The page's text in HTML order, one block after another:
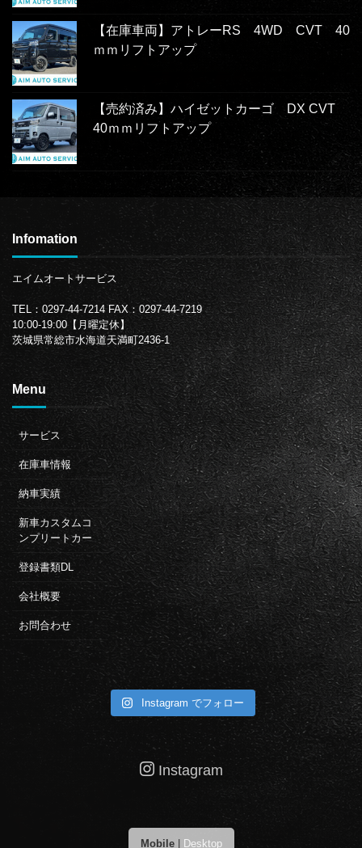
【在庫車両】アトレーRS 4WD CVT 40
ｍｍリフトアップ
【売約済み】ハイゼットカーゴ DX CVT
40ｍｍリフトアップ
Infomation
エイムオートサービス
TEL：0297-44-7214FAX：0297-44-7219
10:00-19:00【月曜定休】
茨城県常総市水海道天満町2436-1
Menu
サービス
在庫車情報
納車実績
新車カスタムコ
ンプリートカー
登録書類DL
会社概要
お問合わせ
Instagram でフォロー
Instagram
Mobile| Desktop